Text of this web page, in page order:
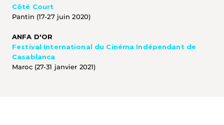
Côté Court
Pantin (17-27 juin 2020)
ANFA D'OR
Festival International du Cinéma Indépendant de
Casablanca
Maroc (27-31 janvier 2021)